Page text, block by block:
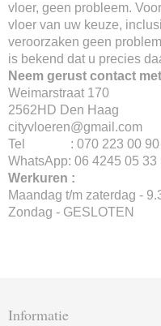
vloer, geen probleem.
vloer van uw keuze,
veroorzaken geen
is bekend dat u precies
Neem gerust contact
Weimarstraat 170
2562HD Den Haag
cityvloeren@gmail.com
Tel : 070 223 00 90
WhatsApp: 06 4245 05 33
Werkuren :
Maandag t/m zaterdag -
Zondag - GESLOTEN
Informatie